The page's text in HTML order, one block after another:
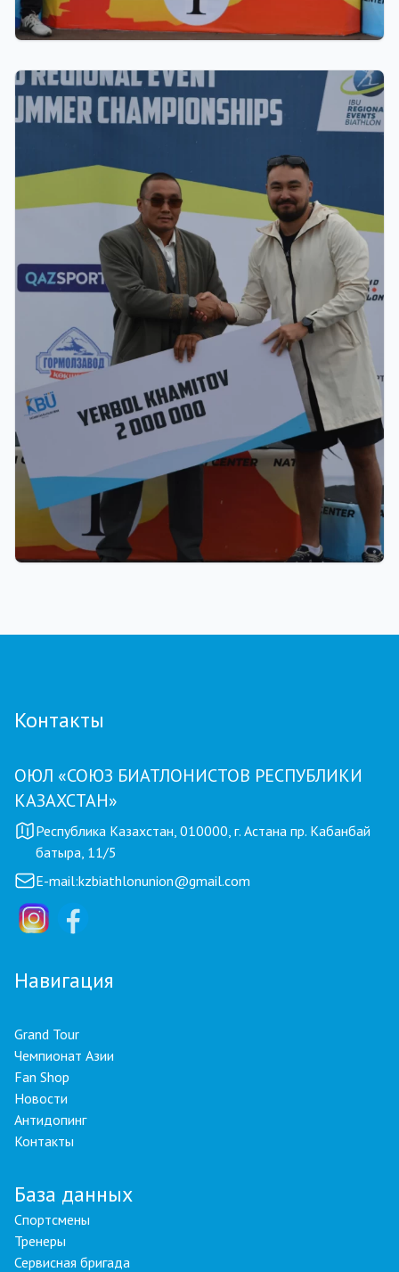
В Щучинске завершился Летний чемпионат
Азии по биатлону: у сборной Казахстана - 27
медалей
Контакты
ОЮЛ «СОЮЗ БИАТЛОНИСТОВ РЕСПУБЛИКИ
КАЗАХСТАН»
Республика Казахстан, 010000, г. Астана пр. Кабанбай
батыра, 11/5
E-mail:kzbiathlonunion@gmail.com
Навигация
Grand Tour
Чемпионат Азии
Fan Shop
Новости
Антидопинг
Контакты
База данных
Спортсмены
Тренеры
Сервисная бригада